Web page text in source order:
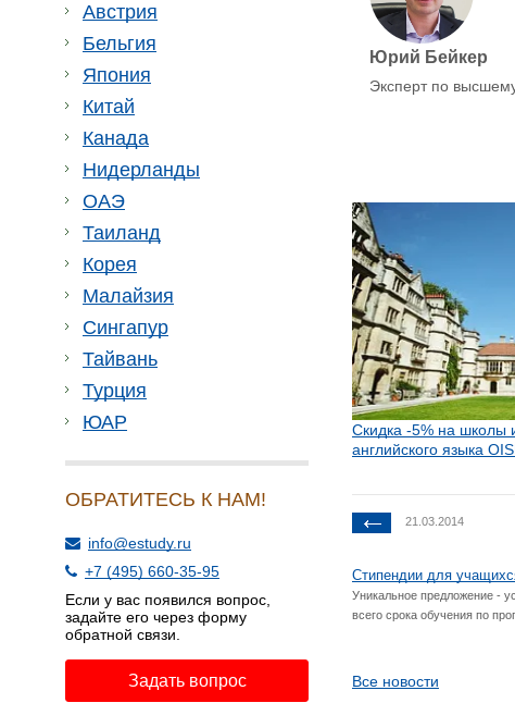
Австрия
Бельгия
Япония
Китай
Канада
Нидерланды
ОАЭ
Таиланд
Корея
Малайзия
Сингапур
Тайвань
Турция
ЮАР
ОБРАТИТЕСЬ К НАМ!
info@estudy.ru
+7 (495) 660-35-95
Если у вас появился вопрос,
задайте его через форму
обратной связи.
Задать вопрос
Юрий Бейкер
Эксперт по
Скидка -5% на школы
английского языка
21.03.2014
Стипендии для
Уникальное предложение -
всего срока обучения по
Все новости